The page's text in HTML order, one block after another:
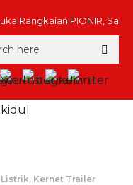
Rangkaian PIONIR,
Kernet Trailer